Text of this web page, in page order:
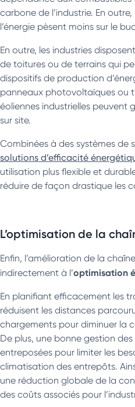
carbone de l’industrie. En
l’énergie pèsent moins sur le
En outre, les industries
de toitures ou de terrains qui
dispositifs de production
panneaux photovoltaïques ou
éoliennes industrielles peuvent
sur site.
Combinées à des systèmes de
solutions d’efficacité
utilisation plus flexible et
réduire de façon drastique les
L’optimisation de la
Enfin, l’amélioration de la
indirectement à l’optimisation
En planifiant efficacement les
réduisent les distances
chargements pour diminuer la
De plus, une bonne gestion
entreposées pour limiter les
climatisation des entrepôts.
une réduction globale de la
des coûts associés pour